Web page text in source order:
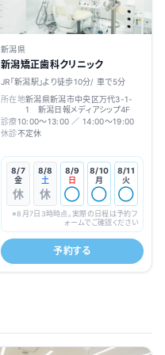
新潟県
新潟矯正歯科クリニック
JR「新潟駅」より徒歩10分/ 車で5分
所在地新潟県新潟市中央区万代3-1-
1 新潟日報メディアシップ4F
診療10:00～13:00 ／ 14:00～19:00
休診不定休
8/7
金
休
8/8
土
休
8/9
日
◯
8/10
月
◯
8/11
火
◯
※8月7日3時時点。実際の日程は予約フ
ォームでご確認ください
予約する